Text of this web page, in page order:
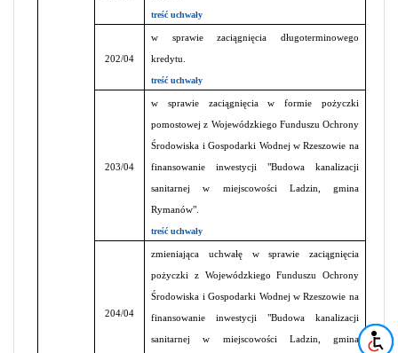
treść uchwały
202/04
w sprawie zaciągnięcia długoterminowego
kredytu.
treść uchwały
203/04
w sprawie zaciągnięcia w formie pożyczki
pomostowej z Wojewódzkiego Funduszu Ochrony
Środowiska i Gospodarki Wodnej w Rzeszowie na
finansowanie inwestycji "Budowa kanalizacji
sanitarnej w miejscowości Ladzin, gmina
Rymanów".
treść uchwały
204/04
zmieniająca uchwałę w sprawie zaciągnięcia
pożyczki z Wojewódzkiego Funduszu Ochrony
Środowiska i Gospodarki Wodnej w Rzeszowie na
finansowanie inwestycji "Budowa kanalizacji
sanitarnej w miejscowości Ladzin, gmina